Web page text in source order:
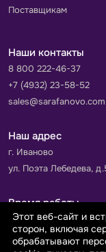
Поставщикам
Наши контакты
8 800 222-46-37
+7 (4932) 23-58-52
sales@sarafanovo.com
Наш адрес
г. Иваново
ул. Поэта Лебедева,
Время работы
Пн-Пт с 9.00 до 18.00
Сб-Вс: выходной
Этот веб-сайт и
сторон, включая
обрабатывают